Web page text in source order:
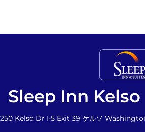
Sleep Inn
250 Kelso Dr I-5 Exit 39 ケルソ